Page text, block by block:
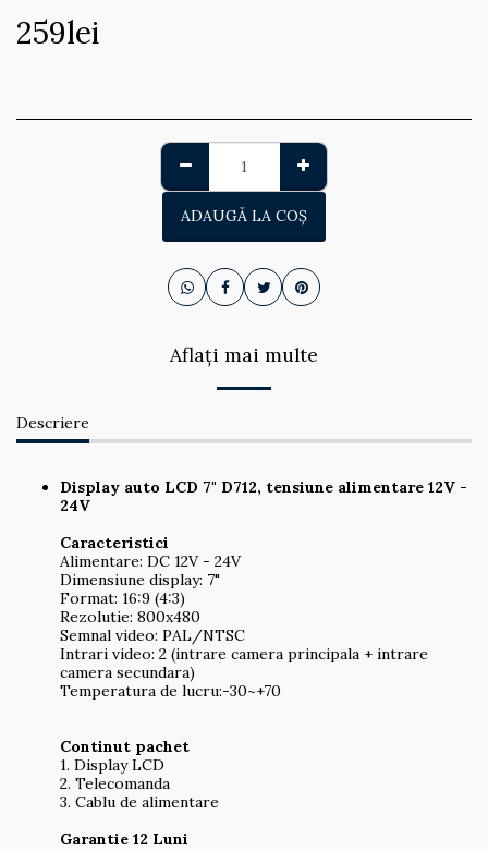
259lei
ADAUGĂ LA COŞ
Aflați mai multe
Descriere
Display auto LCD 7" D712, tensiune alimentare 12V -
24V
Caracteristici
Alimentare: DC 12V - 24V
Dimensiune display: 7"
Format: 16:9 (4:3)
Rezolutie: 800x480
Semnal video: PAL/NTSC
Intrari video: 2 (intrare camera principala + intrare
camera secundara)
Temperatura de lucru:-30~+70
Continut pachet
1. Display LCD
2. Telecomanda
3. Cablu de alimentare
Garantie 12 Luni